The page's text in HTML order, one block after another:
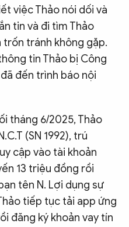
việc Thảo nói dối và
tin và đi tìm Thảo
trốn tránh không gặp.
tin Thảo bị Công
đến trình báo nội
tháng 6/2025, Thảo
(SN 1992), trú
cập vào tài khoản
13 triệu đồng rồi
tên N. Lợi dụng sự
tiếp tục tải app ứng
đăng ký khoản vay tín